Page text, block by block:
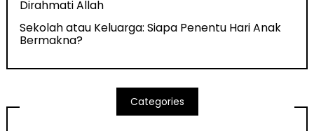
Dirahmati Allah
Sekolah atau Keluarga: Siapa Penentu Hari Anak
Bermakna?
Categories